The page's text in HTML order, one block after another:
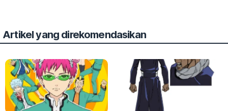
Artikel yang direkomendasikan